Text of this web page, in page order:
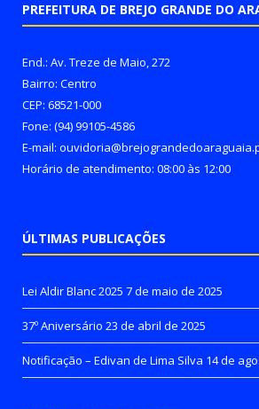
PREFEITURA DE BREJO GRANDE DO
End.: Av. Treze de Maio, 272
Bairro: Centro
CEP: 68521-000
Fone: (94) 99105-4586
E-mail:
Horário de atendimento: 08:00 às 12:00
ÚLTIMAS PUBLICAÇÕES
Lei Aldir Blanc 2025 7 de maio de 2025
37º Aniversário 23 de abril de 2025
Notificação – Edivan de Lima Silva 14 de